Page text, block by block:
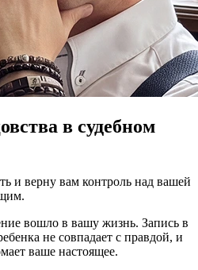
в судебном
и верну вам контроль над вашей
вошло в вашу жизнь. Запись в
не совпадает с правдой, и
ваше настоящее.